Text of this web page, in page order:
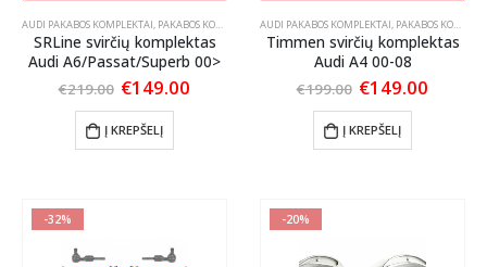
AUDI PAKABOS KOMPLEKTAI, PAKABOS KOMPLEKTAI ,VW PAKABOS KOMPLEKTAI
SRLine svirčių komplektas
Audi A6/Passat/Superb 00>
€219.00 Original
was:
€219.00.
€149.00
Į KREPŠELĮ
AUDI PAKABOS KOMPLEKTAI, PAKABOS KOMPLEKTAI
Timmen svirčių komplektas
Audi A4 00-08
€199.00 Original
was:
€199.00.
€149.00
Į KREPŠELĮ
-32% -20%